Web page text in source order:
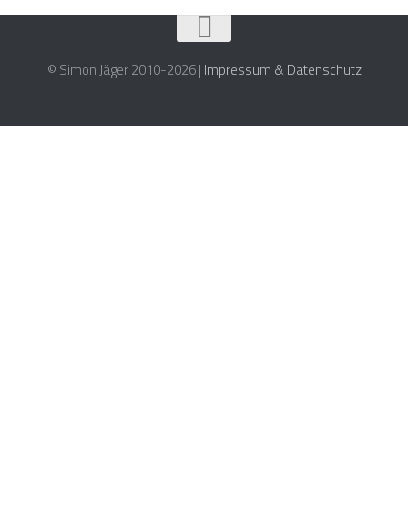
© Simon Jäger 2010-2026 | Impressum & Datenschutz